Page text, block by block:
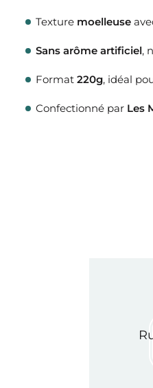
Texture moelleuse
Sans arôme artificiel,
Format 220g, idéal
Confectionné par Les